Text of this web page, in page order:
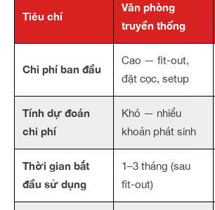
Tiêu chí
Văn phòng
truyền thống
Chi phí ban đầu
Cao — fit-out,
đặt cọc, setup
Tính dự đoán
chi phí
Khó — nhiều
khoản phát sinh
Thời gian bắt
đầu sử dụng
1–3 tháng (sau
fit-out)